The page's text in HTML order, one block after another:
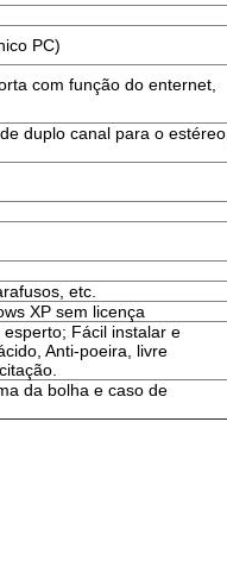
PC)
com função do enternet,
duplo canal para o estéreo,
etc.
XP sem licença
Fácil instalar e
Anti-poeira, livre
da bolha e caso de